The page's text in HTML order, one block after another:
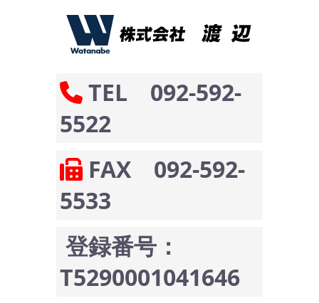
TEL 092-592-
5522
FAX 092-592-
5533
登録番号：
T5290001041646